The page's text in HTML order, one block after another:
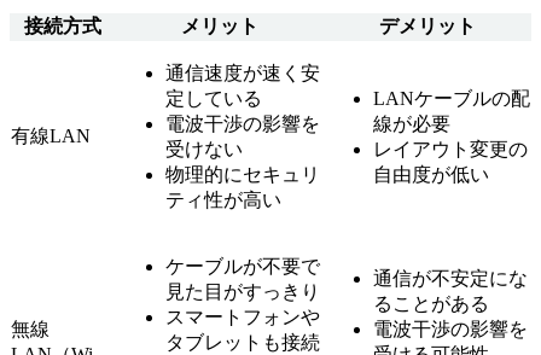
接続方式 メリット デメリット
有線LAN
通信速度が速く安
定している
電波干渉の影響を
受けない
物理的にセキュリ
ティ性が高い
LANケーブルの配
線が必要
レイアウト変更の
自由度が低い
無線
ケーブルが不要で
見た目がすっきり
スマートフォンや
タブレットも接続
通信が不安定にな
ることがある
電波干渉の影響を